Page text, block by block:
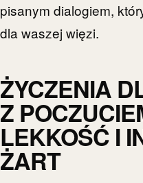
pisanym dialogiem,
dla waszej więzi.
ŻYCZENIA
Z
LEKKOŚĆ I
ŻART